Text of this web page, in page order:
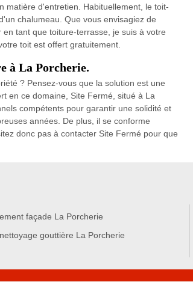
matière d'entretien. Habituellement, le toit-
chalumeau. Que vous envisagiez de
tant que toiture-terrasse, je suis à votre
toit est offert gratuitement.
à La Porcherie.
? Pensez-vous que la solution est une
en ce domaine, Site Fermé, situé à La
compétents pour garantir une solidité et
années. De plus, il se conforme
donc pas à contacter Site Fermé pour que
façade La Porcherie
gouttière La Porcherie